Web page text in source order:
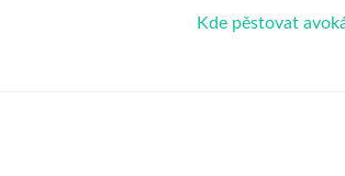
Kde pěstovat